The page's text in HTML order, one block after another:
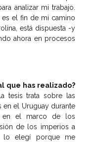
analizar mi trabajo.
es el fin de mi camino
está dispuesta -y
ahora en procesos
que has realizado?
tesis trata sobre las
el Uruguay durante
en el marco de los
de los imperios a
lo elegí porque me